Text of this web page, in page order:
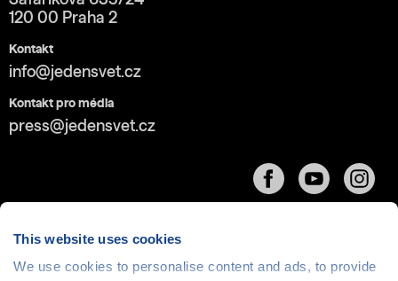
This website uses cookies
We use cookies to personalise content and ads, to provide
120 00 Praha 2
Kontakt
info@jedensvet.cz
Kontakt pro média
press@jedensvet.cz